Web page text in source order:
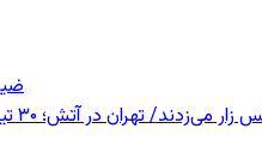
۳۰ تیر ۱۳۳۱ میدان بهارستان چه خبر بود؟